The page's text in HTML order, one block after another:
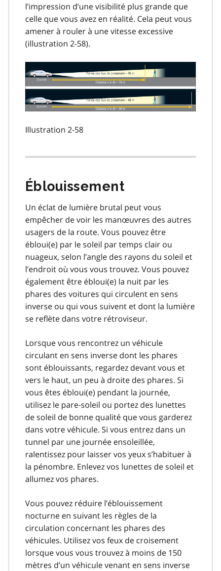
l’impression d’une visibilité plus grande que
celle que vous avez en réalité. Cela peut vous
amener à rouler à une vitesse excessive
(illustration 2-58).
Illustration 2-58
Éblouissement
Un éclat de lumière brutal peut vous
empêcher de voir les manœuvres des autres
usagers de la route. Vous pouvez être
ébloui(e) par le soleil par temps clair ou
nuageux, selon l’angle des rayons du soleil et
l’endroit où vous vous trouvez. Vous pouvez
également être ébloui(e) la nuit par les
phares des voitures qui circulent en sens
inverse ou qui vous suivent et dont la lumière
se reflète dans votre rétroviseur.
Lorsque vous rencontrez un véhicule
circulant en sens inverse dont les phares
sont éblouissants, regardez devant vous et
vers le haut, un peu à droite des phares. Si
vous êtes ébloui(e) pendant la journée,
utilisez le pare-soleil ou portez des lunettes
de soleil de bonne qualité que vous garderez
dans votre véhicule. Si vous entrez dans un
tunnel par une journée ensoleillée,
ralentissez pour laisser vos yeux s’habituer à
la pénombre. Enlevez vos lunettes de soleil et
allumez vos phares.
Vous pouvez réduire l’éblouissement
nocturne en suivant les règles de la
circulation concernant les phares des
véhicules. Utilisez vos feux de croisement
lorsque vous vous trouvez à moins de 150
mètres d’un véhicule venant en sens inverse